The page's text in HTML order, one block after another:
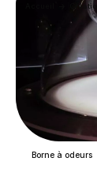
Borne à odeurs